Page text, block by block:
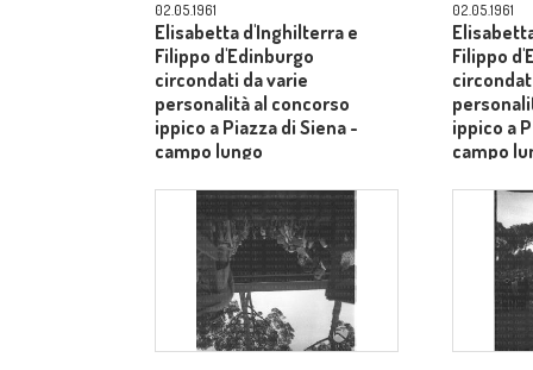
02.05.1961
Elisabetta d'Inghilterra e
Filippo d'Edinburgo
circondati da varie
personalità al concorso
ippico a Piazza di Siena -
campo lungo
02.05.1961
Filippo
ippico a
campo